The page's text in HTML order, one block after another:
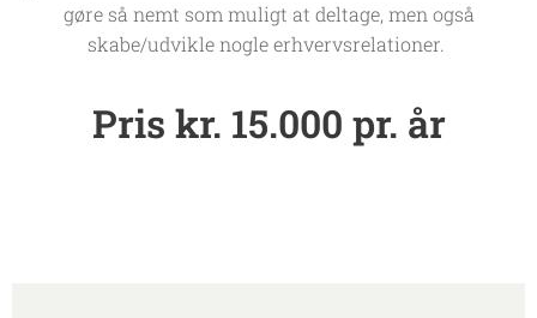
gøre så nemt som muligt at deltage, men også
skabe/udvikle nogle erhvervsrelationer.
Pris kr. 15.000 pr. år